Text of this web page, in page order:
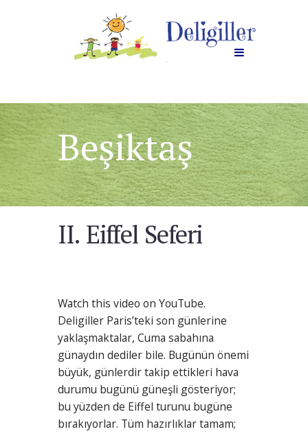
Beşiktaş
II. Eiffel Seferi
Watch this video on YouTube.
Deligiller Paris’teki son günlerine
yaklaşmaktalar, Cuma sabahına
günaydın dediler bile. Bugünün önemi
büyük, günlerdir takip ettikleri hava
durumu bugünü güneşli gösteriyor;
bu yüzden de Eiffel turunu bugüne
bırakıyorlar. Tüm hazırlıklar tamam;